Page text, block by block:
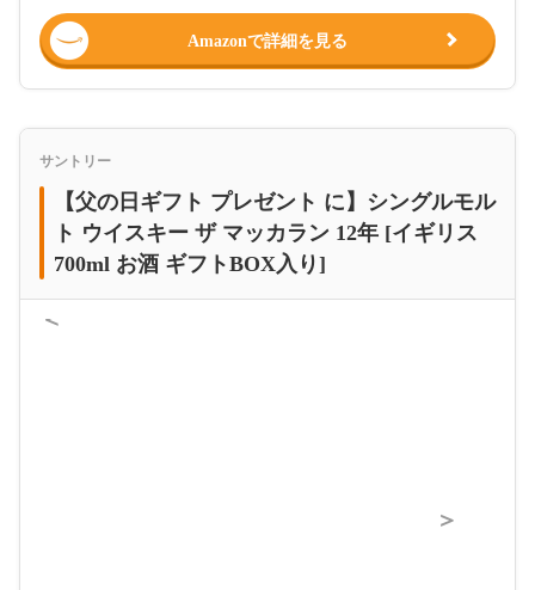
Amazonで詳細を見る
サントリー
【父の日ギフト プレゼント に】シングルモル
ト ウイスキー ザ マッカラン 12年 [イギリス
700ml お酒 ギフトBOX入り]
＜
＞